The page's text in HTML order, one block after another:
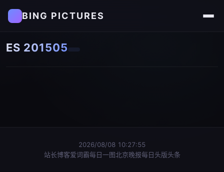
BING PICTURES
ES 201505
2026/08/08 10:27:55
站长博客爱词霸每日一图北京晚报每日头版头条